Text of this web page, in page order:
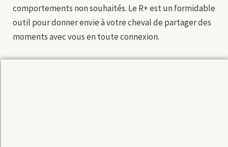
comportements non souhaités. Le R+ est un formidable
outil pour donner envie à votre cheval de partager des
moments avec vous en toute connexion.